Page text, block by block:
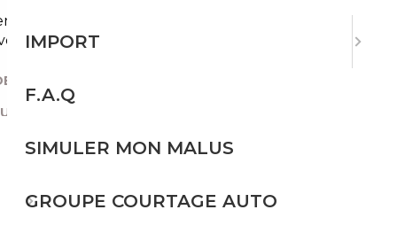
Entre technologies de pointe, fiabilité
premium durable.
VOITURE À IMPORTER ?
POUR VOYAGER EN CONFORT
IMPORT
F.A.Q
SIMULER MON MALUS
GROUPE COURTAGE AUTO